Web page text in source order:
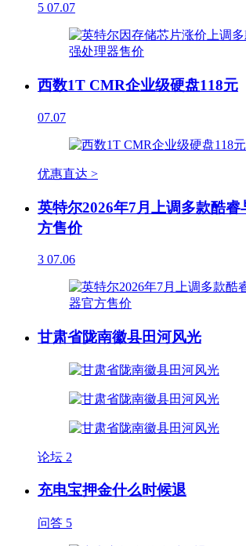
5 07.07
西数1T CMR企业级硬盘118元
07.07
优惠直达 >
英特尔2026年7月上调多款酷睿
方售价
3 07.06
甘肃省陇南徽县田河风光
论坛 2
充电宝押金什么时候退
问答 5